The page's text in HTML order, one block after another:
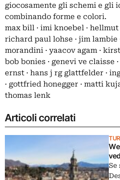
giocosamente gli schemi e gli
combinando forme e colori.
max bill · imi knoebel · hellmut
richard paul lohse · jim lambie
morandini · yaacov agam ·
bob bonies · genevi ve claisse
ernst · hans j rg glattfelder ·
· gottfried honegger · matti
thomas lenk
Articoli correlati
Se